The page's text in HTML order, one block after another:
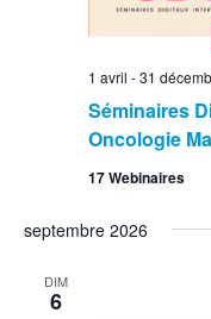
Séminaires
Oncologie
1 avril -31
17 Webinaires
septembre 2026
DIM
6